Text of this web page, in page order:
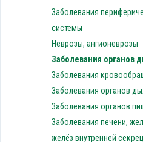
Заболевания
системы
Неврозы, ангионеврозы
Заболевания органов
Заболевания
Заболевания органов
Заболевания органов
Заболевания печени,
желёз внутренней